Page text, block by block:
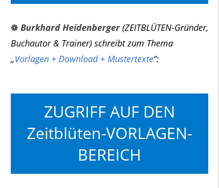
❁ Burkhard Heidenberger(ZEITBLÜTEN-Gründer,
Buchautor & Trainer) schreibt zum Thema
„Vorlagen + Download + Mustertexte“:
ZUGRIFF AUF DEN
Zeitblüten-VORLAGEN-
BEREICH